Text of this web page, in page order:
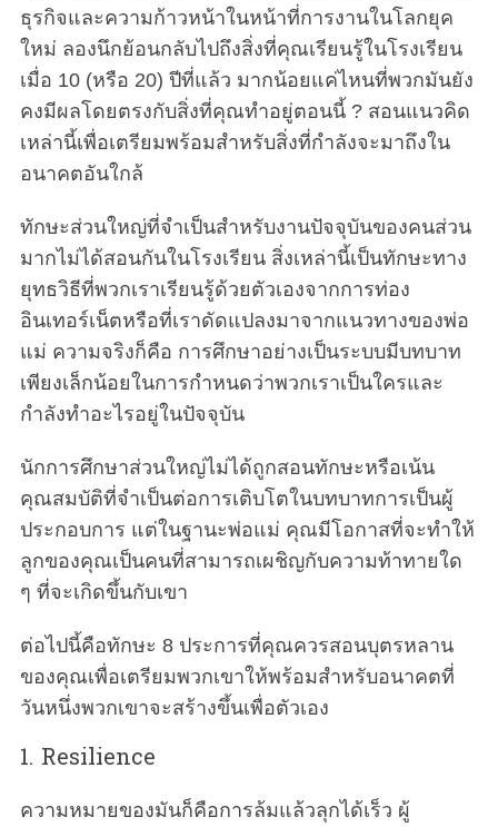
ธุรกิจและความก้าวหน้าในหน้าที่การงานในโลกยุค
ใหม่ ลองนึกย้อนกลับไปถึงสิ่งที่คุณเรียนรู้ในโรงเรียน
เมื่อ 10 (หรือ 20) ปีที่แล้ว มากน้อยแค่ไหนที่พวกมันยัง
คงมีผลโดยตรงกับสิ่งที่คุณทำอยู่ตอนนี้ ? สอนแนวคิด
เหล่านี้เพื่อเตรียมพร้อมสำหรับสิ่งที่กำลังจะมาถึงใน
อนาคตอันใกล้
ทักษะส่วนใหญ่ที่จำเป็นสำหรับงานปัจจุบันของคนส่วน
มากไม่ได้สอนกันในโรงเรียน สิ่งเหล่านี้เป็นทักษะทาง
ยุทธวิธีที่พวกเราเรียนรู้ด้วยตัวเองจากการท่อง
อินเทอร์เน็ตหรือที่เราดัดแปลงมาจากแนวทางของพ่อ
แม่ ความจริงก็คือ การศึกษาอย่างเป็นระบบมีบทบาท
เพียงเล็กน้อยในการกำหนดว่าพวกเราเป็นใครและ
กำลังทำอะไรอยู่ในปัจจุบัน
นักการศึกษาส่วนใหญ่ไม่ได้ถูกสอนทักษะหรือเน้น
คุณสมบัติที่จำเป็นต่อการเติบโตในบทบาทการเป็นผู้
ประกอบการ แต่ในฐานะพ่อแม่ คุณมีโอกาสที่จะทำให้
ลูกของคุณเป็นคนที่สามารถเผชิญกับความท้าทายใด
ๆ ที่จะเกิดขึ้นกับเขา
ต่อไปนี้คือทักษะ 8 ประการที่คุณควรสอนบุตรหลาน
ของคุณเพื่อเตรียมพวกเขาให้พร้อมสำหรับอนาคตที่
วันหนึ่งพวกเขาจะสร้างขึ้นเพื่อตัวเอง
1. Resilience
ความหมายของมันก็คือการล้มแล้วลุกได้เร็ว ผู้